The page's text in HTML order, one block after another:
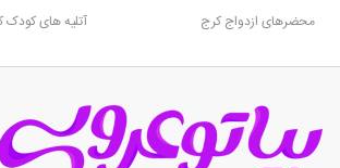
محضرهای ازدواج کرج
آتلیه های کودک